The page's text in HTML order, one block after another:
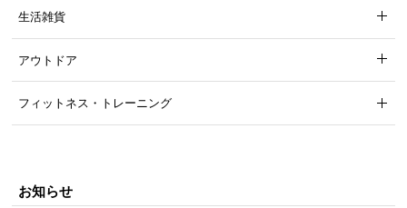
すっきり見せるスライド扉収納
宮棚には収納扉を取り付けました。スライド扉で場
所をとらず、ベッド回りの小物類もすっきり片付き
ます。
生活雑貨
アウトドア
フィットネス・トレーニング
お知らせ